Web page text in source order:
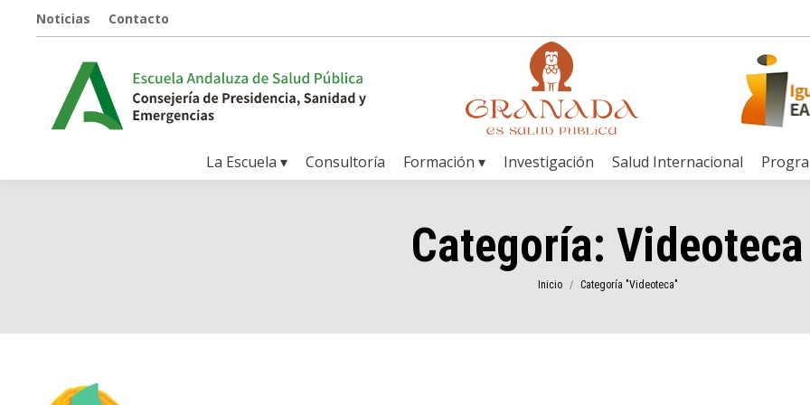
Noticias Contacto
La Escuela ▾ Consultoría Formación ▾ Investigación Salud Internacional
Categoría: Videoteca
Estás aquí:
Inicio Categoría "Videoteca"